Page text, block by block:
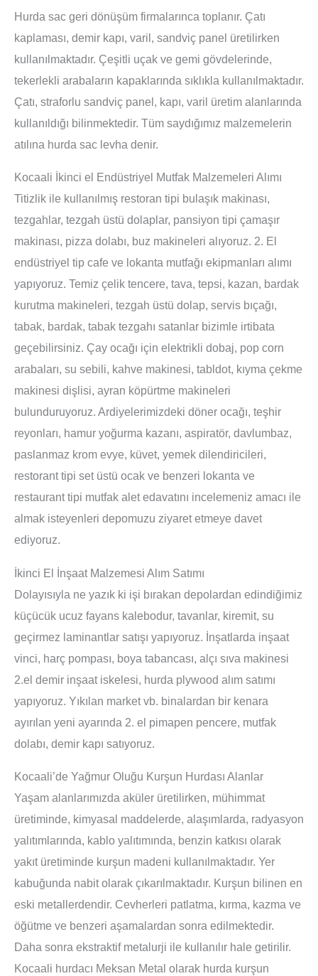
Hurda sac geri dönüşüm firmalarınca toplanır. Çatı
kaplaması, demir kapı, varil, sandviç panel üretilirken
kullanılmaktadır. Çeşitli uçak ve gemi gövdelerinde,
tekerlekli arabaların kapaklarında sıklıkla kullanılmaktadır.
Çatı, straforlu sandviç panel, kapı, varil üretim alanlarında
kullanıldığı bilinmektedir. Tüm saydığımız malzemelerin
atılına hurda sac levha denir.
Kocaali İkinci el Endüstriyel Mutfak Malzemeleri Alımı
Titizlik ile kullanılmış restoran tipi bulaşık makinası,
tezgahlar, tezgah üstü dolaplar, pansiyon tipi çamaşır
makinası, pizza dolabı, buz makineleri alıyoruz. 2. El
endüstriyel tip cafe ve lokanta mutfağı ekipmanları alımı
yapıyoruz. Temiz çelik tencere, tava, tepsi, kazan, bardak
kurutma makineleri, tezgah üstü dolap, servis bıçağı,
tabak, bardak, tabak tezgahı satanlar bizimle irtibata
geçebilirsiniz. Çay ocağı için elektrikli dobaj, pop corn
arabaları, su sebili, kahve makinesi, tabldot, kıyma çekme
makinesi dişlisi, ayran köpürtme makineleri
bulunduruyoruz. Ardiyelerimizdeki döner ocağı, teşhir
reyonları, hamur yoğurma kazanı, aspiratör, davlumbaz,
paslanmaz krom evye, küvet, yemek dilendiricileri,
restorant tipi set üstü ocak ve benzeri lokanta ve
restaurant tipi mutfak alet edavatını incelemeniz amacı ile
almak isteyenleri depomuzu ziyaret etmeye davet
ediyoruz.
İkinci El İnşaat Malzemesi Alım Satımı
Dolayısıyla ne yazık ki işi bırakan depolardan edindiğimiz
küçücük ucuz fayans kalebodur, tavanlar, kiremit, su
geçirmez laminantlar satışı yapıyoruz. İnşatlarda inşaat
vinci, harç pompası, boya tabancası, alçı sıva makinesi
2.el demir inşaat iskelesi, hurda plywood alım satımı
yapıyoruz. Yıkılan market vb. binalardan bir kenara
ayırılan yeni ayarında 2. el pimapen pencere, mutfak
dolabı, demir kapı satıyoruz.
Kocaali’de Yağmur Oluğu Kurşun Hurdası Alanlar
Yaşam alanlarımızda aküler üretilirken, mühimmat
üretiminde, kimyasal maddelerde, alaşımlarda, radyasyon
yalıtımlarında, kablo yalıtımında, benzin katkısı olarak
yakıt üretiminde kurşun madeni kullanılmaktadır. Yer
kabuğunda nabit olarak çıkarılmaktadır. Kurşun bilinen en
eski metallerdendir. Cevherleri patlatma, kırma, kazma ve
öğütme ve benzeri aşamalardan sonra edilmektedir.
Daha sonra ekstraktif metalurji ile kullanılır hale getirilir.
Kocaali hurdacı Meksan Metal olarak hurda kurşun